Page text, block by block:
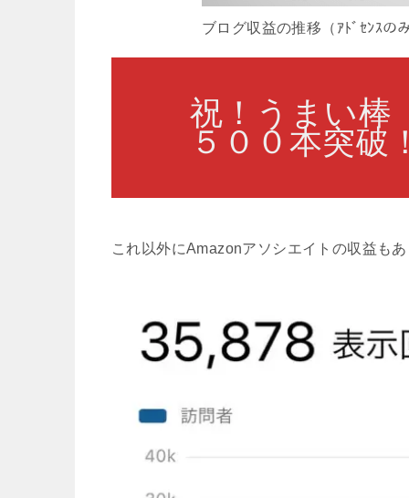
ブログ収益の推移（ｱﾄﾞｾﾝｽの
祝！うまい棒
５００本突破
これ以外にAmazonアソシエイトの収益も